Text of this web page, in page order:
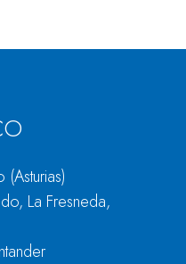
La Fresneda,